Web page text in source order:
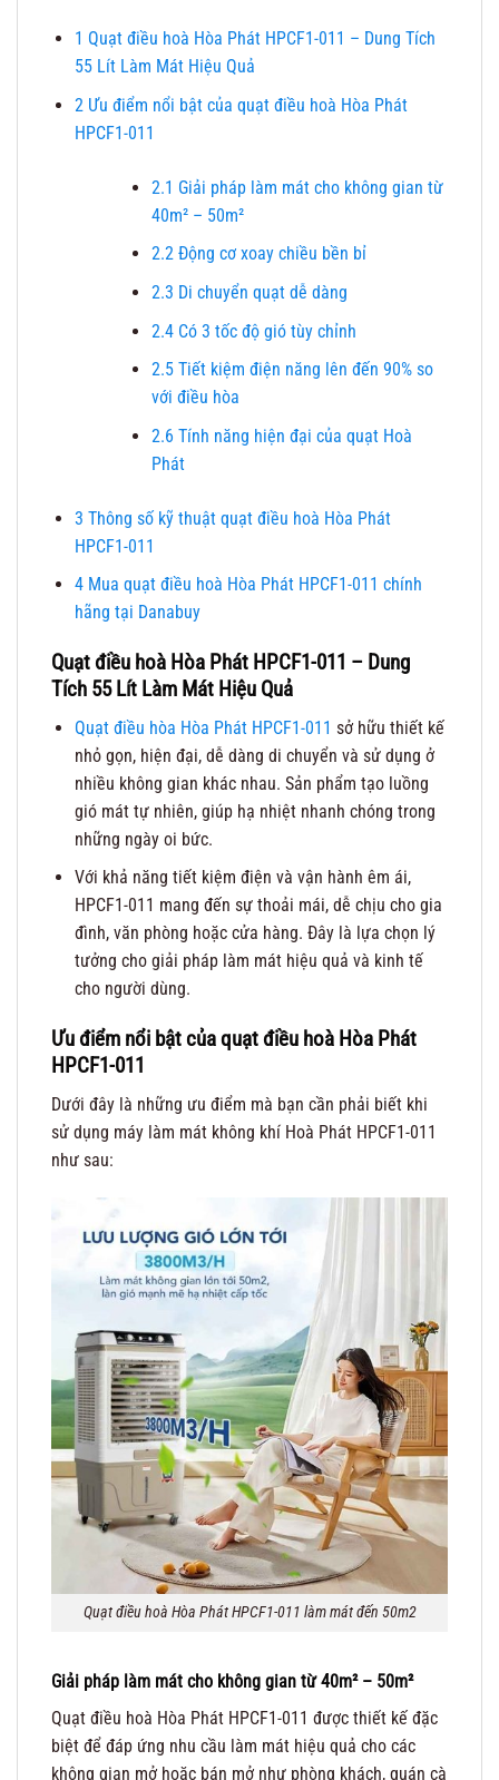
1 Quạt điều hoà Hòa Phát HPCF1-011 – Dung Tích
55 Lít Làm Mát Hiệu Quả
2Ưu điểm nổi bật của quạt điều hoà Hòa Phát
HPCF1-011
2.1 Giải pháp làm mát cho không gian từ
40m² – 50m²
2.2Động cơ xoay chiều bền bỉ
2.3 Di chuyển quạt dễ dàng
2.4Có 3 tốc độ gió tùy chỉnh
2.5Tiết kiệm điện năng lên đến 90% so
với điều hòa
2.6 Tính năng hiện đại của quạt Hoà
Phát
3 Thông số kỹ thuật quạt điều hoà Hòa Phát
HPCF1-011
4Mua quạt điều hoà Hòa Phát HPCF1-011 chính
hãng tại Danabuy
Quạt điều hoà Hòa Phát HPCF1-011 – Dung
Tích 55 Lít Làm Mát Hiệu Quả
Quạt điều hòa Hòa Phát HPCF1-011 sở hữu thiết kế
nhỏ gọn, hiện đại, dễ dàng di chuyển và sử dụng ở
nhiều không gian khác nhau. Sản phẩm tạo luồng
gió mát tự nhiên, giúp hạ nhiệt nhanh chóng trong
những ngày oi bức.
Với khả năng tiết kiệm điện và vận hành êm ái,
HPCF1-011 mang đến sự thoải mái, dễ chịu cho gia
đình, văn phòng hoặc cửa hàng. Đây là lựa chọn lý
tưởng cho giải pháp làm mát hiệu quả và kinh tế
cho người dùng.
Ưu điểm nổi bật của quạt điều hoà Hòa Phát
HPCF1-011
Dưới đây là những ưu điểm mà bạn cần phải biết khi
sử dụng máy làm mát không khí Hoà Phát HPCF1-011
như sau:
Quạt điều hoà Hòa Phát HPCF1-011 làm mát đến 50m2
Giải pháp làm mát cho không gian từ 40m² – 50m²
Quạt điều hoà Hòa Phát HPCF1-011 được thiết kế đặc
biệt để đáp ứng nhu cầu làm mát hiệu quả cho các
không gian mở hoặc bán mở như phòng khách, quán cà